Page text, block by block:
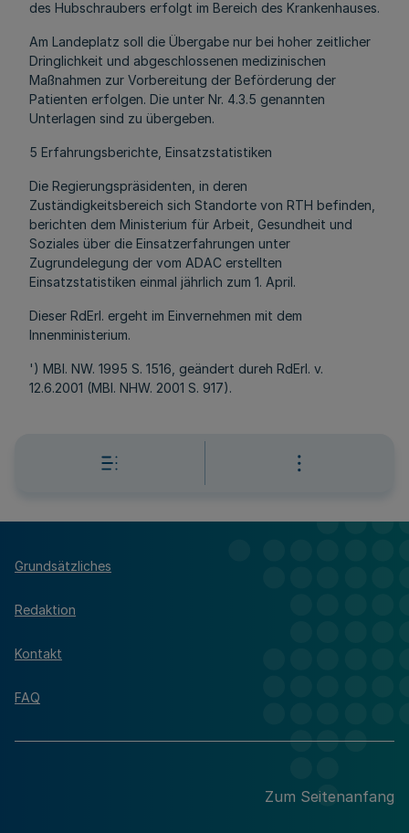
des Hubschraubers erfolgt im Bereich des Krankenhauses.
Am Landeplatz soll die Übergabe nur bei hoher zeitlicher
Dringlichkeit und abgeschlossenen medizinischen
Maßnahmen zur Vorbereitung der Beförderung der
Patienten erfolgen. Die unter Nr. 4.3.5 genannten
Unterlagen sind zu übergeben.
5 Erfahrungsberichte, Einsatzstatistiken
Die Regierungspräsidenten, in deren
Zuständigkeitsbereich sich Standorte von RTH befinden,
berichten dem Ministerium für Arbeit, Gesundheit und
Soziales über die Einsatzerfahrungen unter
Zugrundelegung der vom ADAC erstellten
Einsatzstatistiken einmal jährlich zum 1. April.
Dieser RdErl. ergeht im Einvernehmen mit dem
Innenministerium.
') MBl. NW. 1995 S. 1516, geändert dureh RdErl. v.
12.6.2001 (MBl. NHW. 2001 S. 917).
Grundsätzliches
Redaktion
Kontakt
FAQ
Zum Seitenanfang